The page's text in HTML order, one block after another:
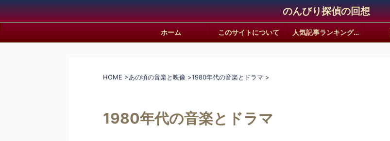
のんびり探偵の回想
ホーム このサイトについて 人気記事ランキング｜静かな回想ギャラリー
HOME >あの頃の音楽と映像 >1980年代の音楽とドラマ >
1980年代の音楽とドラマ